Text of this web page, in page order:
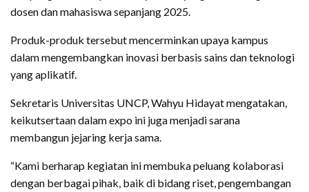
dosen dan mahasiswa sepanjang 2025.
Produk-produk tersebut mencerminkan upaya kampus
dalam mengembangkan inovasi berbasis sains dan teknologi
yang aplikatif.
Sekretaris Universitas UNCP, Wahyu Hidayat mengatakan,
keikutsertaan dalam expo ini juga menjadi sarana
membangun jejaring kerja sama.
“Kami berharap kegiatan ini membuka peluang kolaborasi
dengan berbagai pihak, baik di bidang riset, pengembangan